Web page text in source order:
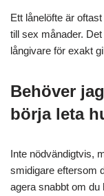
Ett lånelöfte är
till sex månader.
långivare för exakt
Behöver
börja leta
Inte nödvändigtvis,
smidigare eftersom
agera snabbt om du